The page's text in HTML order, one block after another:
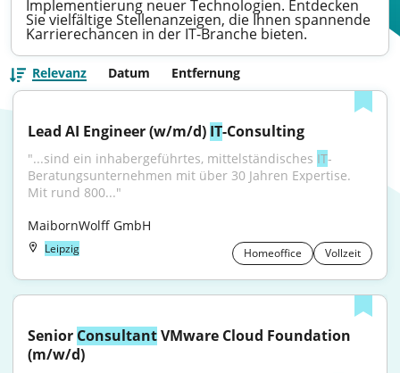
Implementierung neuer Technologien. Entdecken
Sie vielfältige Stellenanzeigen, die Ihnen spannende
Karrierechancen in der IT-Branche bieten.
Relevanz Datum Entfernung
Lead AI Engineer (w/m/d) IT-Consulting
"...sind ein inhabergeführtes, mittelständisches IT-
Beratungsunternehmen mit über 30 Jahren Expertise.
Mit rund 800..."
MaibornWolff GmbH
Leipzig Homeoffice Vollzeit
Senior Consultant VMware Cloud Foundation
(m/w/d)